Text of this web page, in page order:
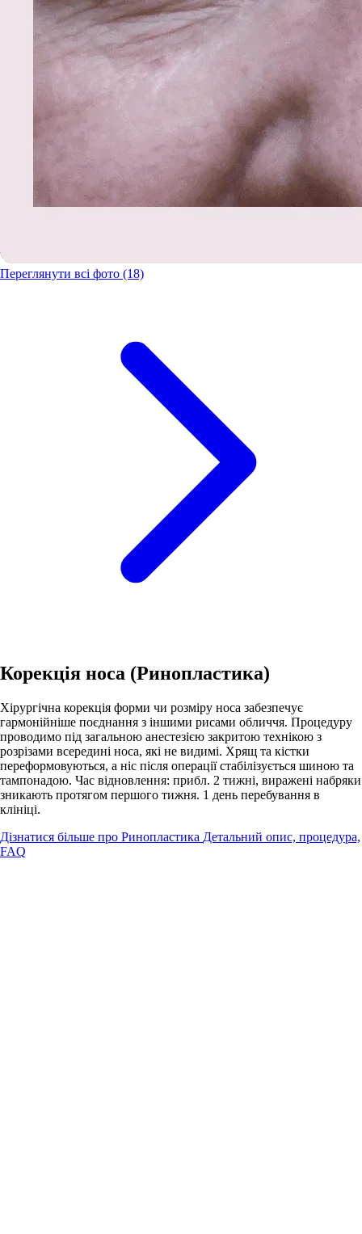
Переглянути всі фото (18)
Корекція носа (Ринопластика)
Хірургічна корекція форми чи розміру носа забезпечує
гармонійніше поєднання з іншими рисами обличчя. Процедуру
проводимо під загальною анестезією закритою технікою з
розрізами всередині носа, які не видимі. Хрящ та кістки
переформовуються, а ніс після операції стабілізується шиною та
тампонадою. Час відновлення: прибл. 2 тижні, виражені набряки
зникають протягом першого тижня. 1 день перебування в
клініці.
Дізнатися більше про Ринопластика Детальний опис, процедура,
FAQ